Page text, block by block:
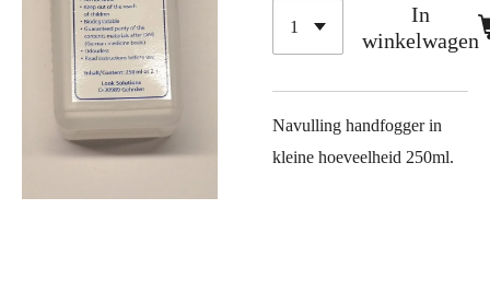
In
winkelwagen
Navulling handfogger in
kleine hoeveelheid 250ml.